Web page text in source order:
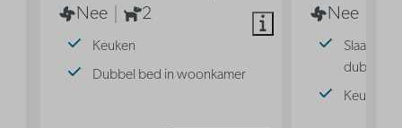
Nee
2
Keuken
Dubbel bed in woonkamer
Nee
dubbel
Keuken